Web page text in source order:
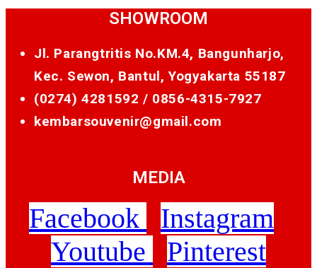
SHOWROOM
Jl. Parangtritis No.KM.4, Bangunharjo,
Kec. Sewon, Bantul, Yogyakarta 55187
(0274) 4281592 / 0856-4315-7927
kembarsouvenir@gmail.com
MEDIA
Facebook
Instagram
Youtube
Pinterest